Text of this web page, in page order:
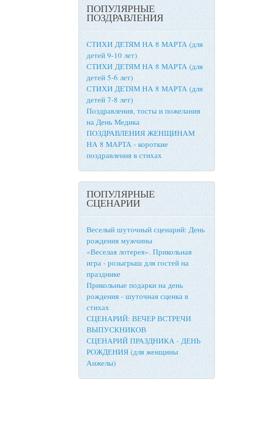
ПОПУЛЯРНЫЕ
ПОЗДРАВЛЕНИЯ
СТИХИ ДЕТЯМ НА 8 МАРТА (для
детей 9-10 лет)
СТИХИ ДЕТЯМ НА 8 МАРТА (для
детей 5-6 лет)
СТИХИ ДЕТЯМ НА 8 МАРТА (для
детей 7-8 лет)
Поздравления, тосты и пожелания
на День Медика
ПОЗДРАВЛЕНИЯ ЖЕНЩИНАМ
НА 8 МАРТА - короткие
поздравления в стихах
ПОПУЛЯРНЫЕ
СЦЕНАРИИ
Веселый шуточный сценарий: День
рождения мужчины
«Веселая лотерея». Прикольная
игра - розыгрыш для гостей на
празднике
Прикольные подарки на день
рождения - шуточная сценка в
стихах
СЦЕНАРИЙ: ВЕЧЕР ВСТРЕЧИ
ВЫПУСКНИКОВ
СЦЕНАРИЙ ПРАЗДНИКА - ДЕНЬ
РОЖДЕНИЯ (для женщины
Анжелы)